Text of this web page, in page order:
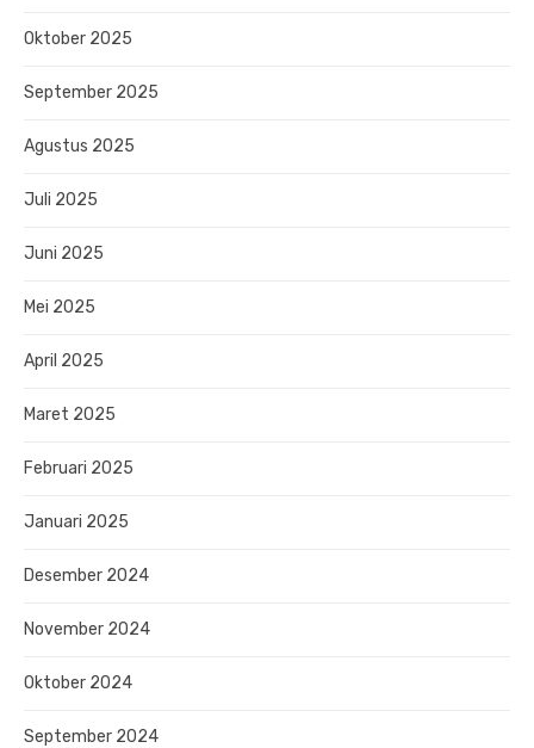
Oktober 2025
September 2025
Agustus 2025
Juli 2025
Juni 2025
Mei 2025
April 2025
Maret 2025
Februari 2025
Januari 2025
Desember 2024
November 2024
Oktober 2024
September 2024